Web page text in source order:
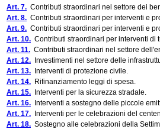
Art. 7. Contributi straordinari nel settore dei
Art. 8. Contributi straordinari per interventi e
Art. 9. Contributi straordinari per interventi e
Art. 10. Contributi straordinari per interventi
Art. 11. Contributi straordinari nel settore
Art. 12. Investimenti nel settore delle
Art. 13. Interventi di protezione civile.
Art. 14. Rifinanziamento leggi di spesa.
Art. 15. Interventi per la sicurezza stradale.
Art. 16. Interventi a sostegno delle piccole
Art. 17. Interventi per le celebrazioni del
Art. 18. Sostegno alle celebrazioni della